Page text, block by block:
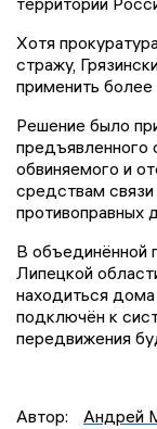
Хотя
стражу,
применить
Решение было
предъявленного
обвиняемого и
средствам
противоправных
В объединённой
Липецкой
находиться
подключён к
передвижения
Автор: Андрей